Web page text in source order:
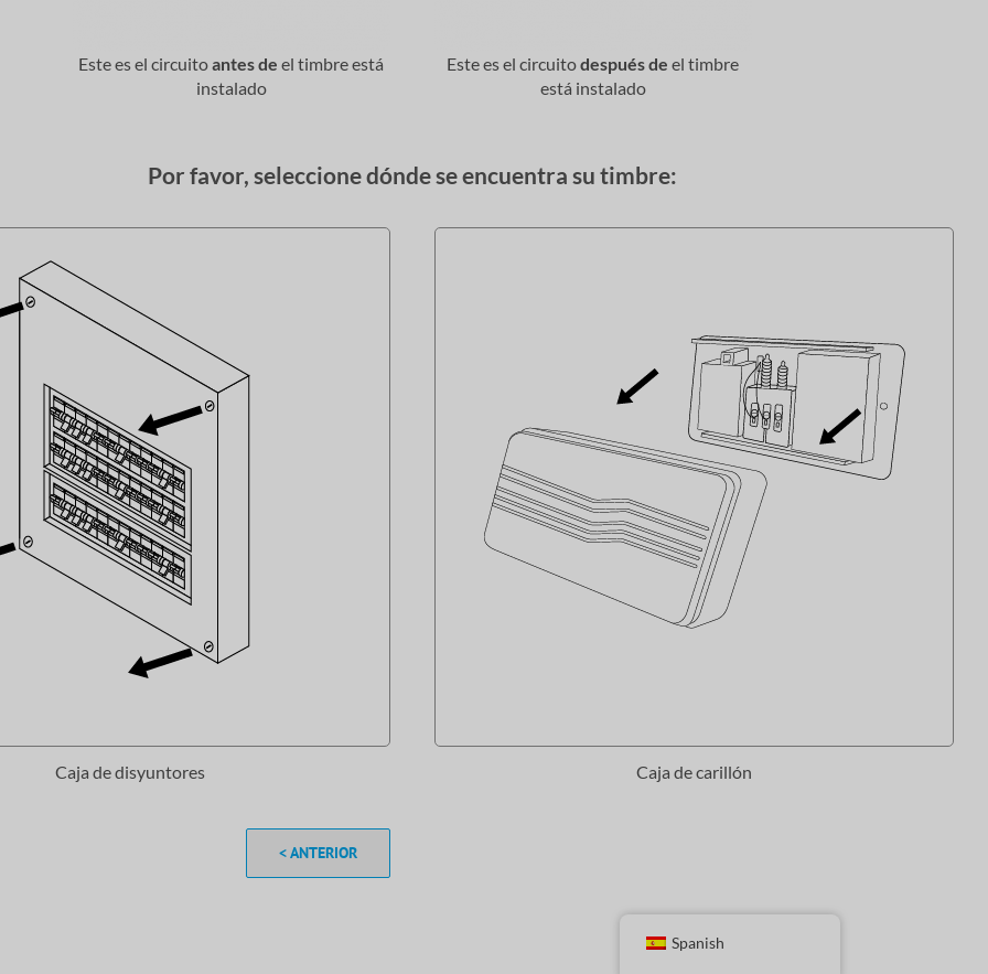
Este es el circuitoantes de el timbre está
instalado
Este es el circuitodespués de el timbre
está instalado
Por favor, seleccione dónde se encuentra su timbre:
Caja de disyuntores Caja de carillón
< ANTERIOR
Spanish